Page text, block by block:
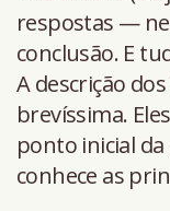
respostas —
conclusão. E
A descrição
brevíssima.
ponto inicial
conhece as